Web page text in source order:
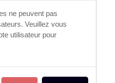
ne peuvent pas
Veuillez vous
utilisateur pour